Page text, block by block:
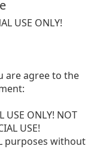
USE ONLY!
are agree to the
ONLY! NOT
USE!
purposes without